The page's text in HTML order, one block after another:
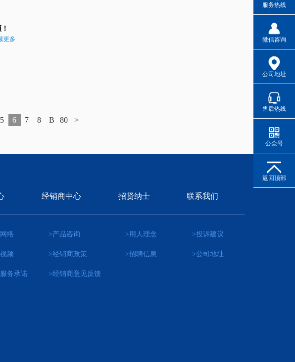
更多
5 6 7 8 B 80 >
服务热线
3331666
3330260
微信咨询
公司地址
售后热线
0722-
3330026
公众号
返回顶部
经销商中心 招贤纳士 联系我们
络
频
务承诺
>产品咨询
>经销商政策
>经销商意见反馈
>用人理念
>招聘信息
>投诉建议
>公司地址